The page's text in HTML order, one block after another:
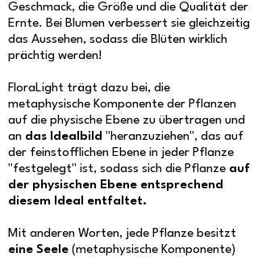
Geschmack, die Größe und die Qualität der
Ernte. Bei Blumen verbessert sie gleichzeitig
das Aussehen, sodass die Blüten wirklich
prächtig werden!
FloraLight trägt dazu bei, die
metaphysische Komponente der Pflanzen
auf die physische Ebene zu übertragen und
an das Idealbild "heranzuziehen", das auf
der feinstofflichen Ebene in jeder Pflanze
"festgelegt" ist, sodass sich die Pflanze auf
der physischen Ebene entsprechend
diesem Ideal entfaltet.
Mit anderen Worten, jede Pflanze besitzt
eine Seele (metaphysische Komponente)